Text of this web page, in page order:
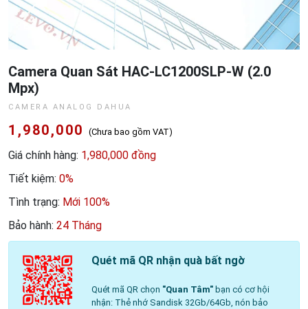
Camera Quan Sát HAC-LC1200SLP-W (2.0
Mpx)
CAMERA ANALOG DAHUA
1,980,000 (Chưa bao gồm VAT)
Giá chính hàng: 1,980,000 đồng
Tiết kiệm: 0%
Tình trạng: Mới 100%
Bảo hành: 24 Tháng
Quét mã QR nhận quà bất ngờ
Quét mã QR chọn "Quan Tâm"bạn có cơ hội
nhận: Thẻ nhớ Sandisk 32Gb/64Gb, nón bảo